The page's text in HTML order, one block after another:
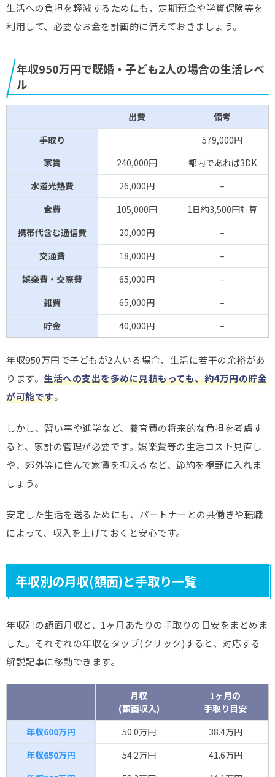
生活への負担を軽減するためにも、定期預金や学資保険等を
利用して、必要なお金を計画的に備えておきましょう。
年収950万円で既婚・子ども2人の場合の生活レベ
ル
出費
備考
手取り
‐
579,000円
家賃
240,000円
都内であれば3DK
水道光熱費
26,000円
–
食費
105,000円
1日約3,500円計算
携帯代含む通信費
20,000円
–
交通費
18,000円
–
娯楽費・交際費
65,000円
–
雑費
65,000円
–
貯金
40,000円 –
年収950万円で子どもが2人いる場合、生活に若干の余裕があ
ります。 生活への支出を多めに見積もっても、約4万円の貯金
が可能です。
しかし、習い事や進学など、養育費の将来的な負担を考慮す
ると、家計の管理が必要です。娯楽費等の生活コスト見直し
や、郊外等に住んで家賃を抑えるなど、節約を視野に入れま
しょう。
安定した生活を送るためにも、パートナーとの共働きや転職
によって、収入を上げておくと安心です。
年収別の月収(額面)と手取り一覧
年収別の額面月収と、1ヶ月あたりの手取りの目安をまとめま
した。それぞれの年収をタップ(クリック)すると、対応する
解説記事に移動できます。
月収
(額面収入)
1ヶ月の
手取り目安
年収600万円
50.0万円
38.4万円
年収650万円
54.2万円
41.6万円